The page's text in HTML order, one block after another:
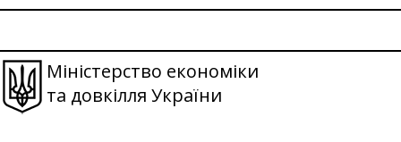
Міністерство економіки
та довкілля України